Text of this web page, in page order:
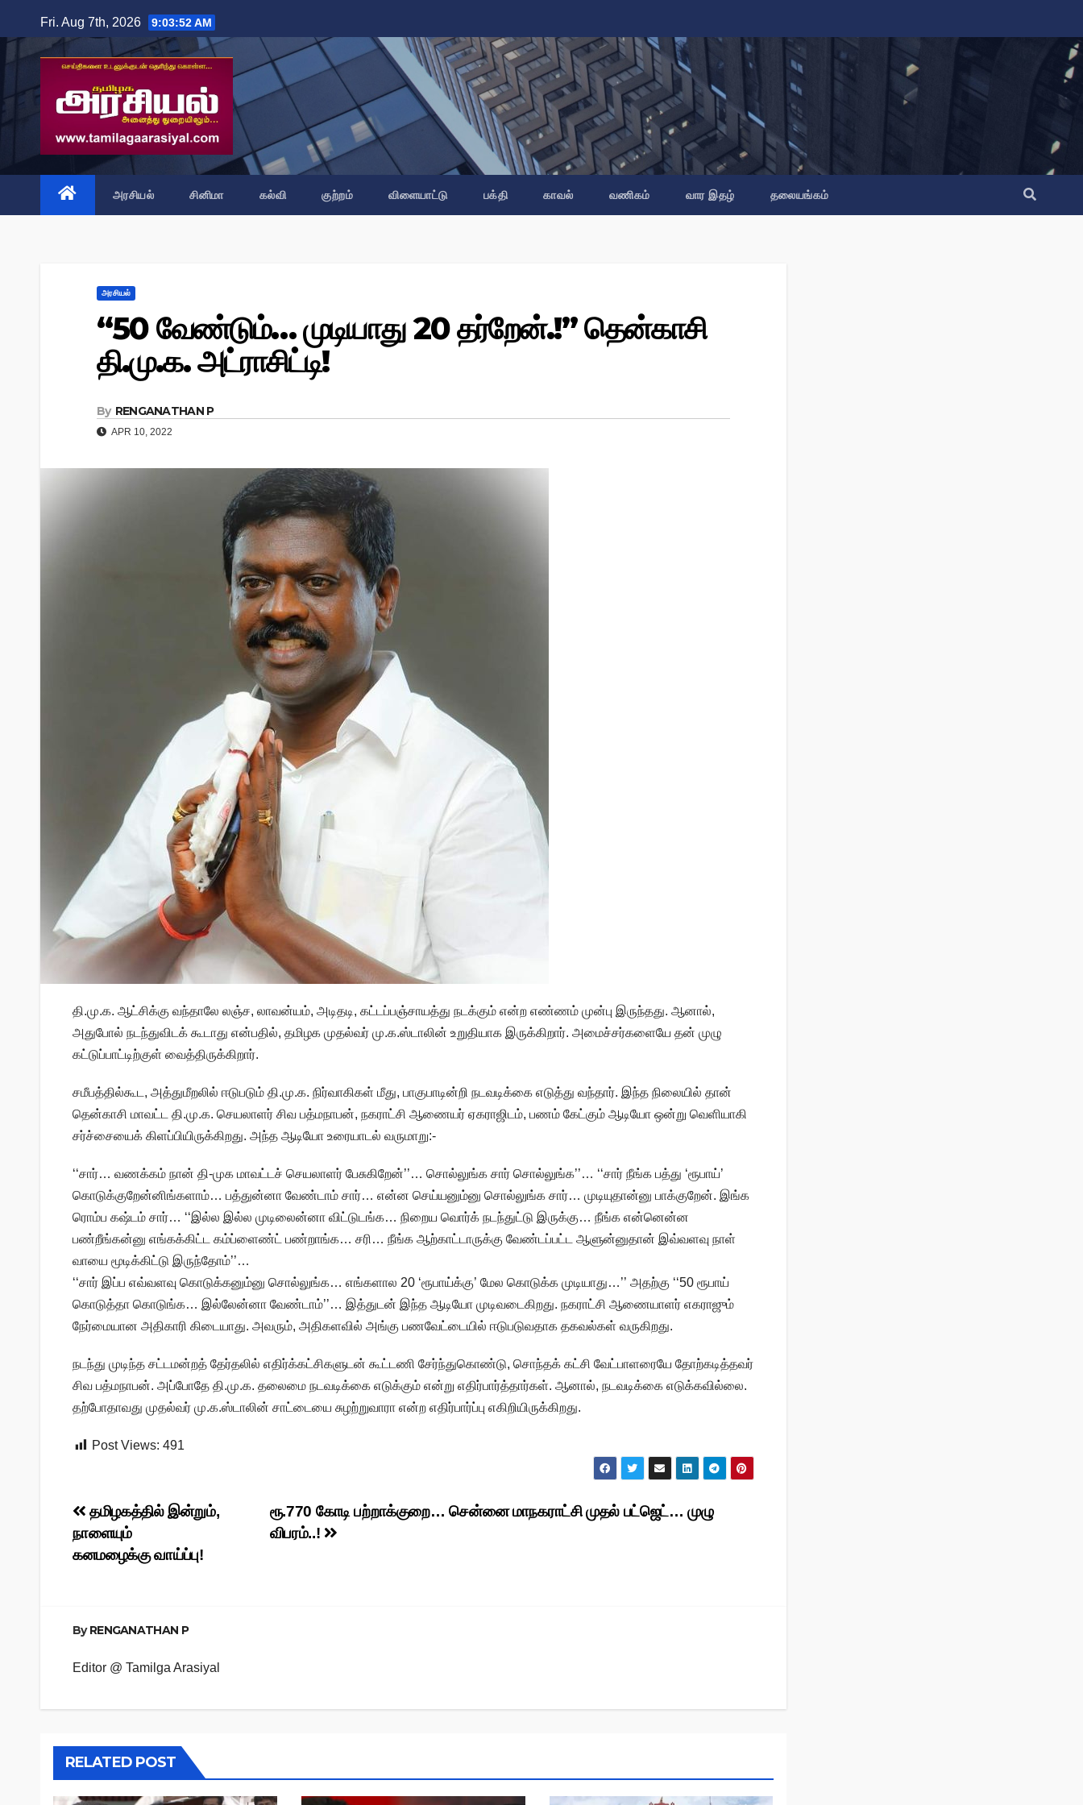
to
content
Fri. Aug 7th, 2026 9:03:53 AM
அரசியல் சினிமா கல்வி குற்றம் விளையாட்டு பக்தி காவல் வணிகம் வார இதழ் தலையங்கம்
அரசியல்
‘‘50 வேண்டும்… முடியாது 20 தர்றேன்.!’’ தென்காசி
தி.மு.க. அட்ராசிட்டி!
By RENGANATHAN P
APR 10, 2022
தி.மு.க. ஆட்சிக்கு வந்தாலே லஞ்ச, லாவன்யம், அடிதடி, கட்டப்பஞ்சாயத்து நடக்கும் என்ற எண்ணம் முன்பு இருந்தது. ஆனால்,
அதுபோல் நடந்துவிடக் கூடாது என்பதில், தமிழக முதல்வர் மு.க.ஸ்டாலின் உறுதியாக இருக்கிறார். அமைச்சர்களையே தன் முழு
கட்டுப்பாட்டிற்குள் வைத்திருக்கிறார்.
சமீபத்தில்கூட, அத்துமீறலில் ஈடுபடும் தி.மு.க. நிர்வாகிகள் மீது, பாகுபாடின்றி நடவடிக்கை எடுத்து வந்தார். இந்த நிலையில் தான்
தென்காசி மாவட்ட தி.மு.க. செயலாளர் சிவ பத்மநாபன், நகராட்சி ஆணையர் ஏகராஜிடம், பணம் கேட்கும் ஆடியோ ஒன்று வெளியாகி
சர்ச்சையைக் கிளப்பியிருக்கிறது. அந்த ஆடியோ உரையாடல் வருமாறு:-
‘‘சார்… வணக்கம் நான் தி-முக மாவட்டச் செயலாளர் பேசுகிறேன்’’… சொல்லுங்க சார் சொல்லுங்க’’… ‘‘சார் நீங்க பத்து ‘ரூபாய்’
கொடுக்குறேன்னிங்களாம்… பத்துன்னா வேண்டாம் சார்… என்ன செய்யனும்னு சொல்லுங்க சார்… முடியுதான்னு பாக்குறேன். இங்க
ரொம்ப கஷ்டம் சார்… ‘‘இல்ல இல்ல முடிலைன்னா விட்டுடங்க… நிறைய வொர்க் நடந்துட்டு இருக்கு… நீங்க என்னென்ன
பண்றீங்கன்னு எங்கக்கிட்ட கம்ப்ளைண்ட் பண்றாங்க… சரி… நீங்க ஆற்காட்டாருக்கு வேண்டப்பட்ட ஆளுன்னுதான் இவ்வளவு நாள்
வாயை மூடிக்கிட்டு இருந்தோம்’’…
‘‘சார் இப்ப எவ்வளவு கொடுக்கனும்னு சொல்லுங்க… எங்களால 20 ‘ரூபாய்க்கு’ மேல கொடுக்க முடியாது…’’ அதற்கு ‘‘50 ரூபாய்
கொடுத்தா கொடுங்க… இல்லேன்னா வேண்டாம்’’… இத்துடன் இந்த ஆடியோ முடிவடைகிறது. நகராட்சி ஆணையாளர் எகராஜும்
நேர்மையான அதிகாரி கிடையாது. அவரும், அதிகளவில் அங்கு பணவேட்டையில் ஈடுபடுவதாக தகவல்கள் வருகிறது.
நடந்து முடிந்த சட்டமன்றத் தேர்தலில் எதிர்க்கட்சிகளுடன் கூட்டணி சேர்ந்துகொண்டு, சொந்தக் கட்சி வேட்பாளரையே தோற்கடித்தவர்
சிவ பத்மநாபன். அப்போதே தி.மு.க. தலைமை நடவடிக்கை எடுக்கும் என்று எதிர்பார்த்தார்கள். ஆனால், நடவடிக்கை எடுக்கவில்லை.
தற்போதாவது முதல்வர் மு.க.ஸ்டாலின் சாட்டையை சுழற்றுவாரா என்ற எதிர்பார்ப்பு எகிறியிருக்கிறது.
Post Views: 491
Post
navigation
ரூ.770 கோடி பற்றாக்குறை… சென்னை மாநகராட்சி முதல் பட்ஜெட்… முழு
விபரம்..!
தமிழகத்தில் இன்றும்,
நாளையும்
கனமழைக்கு வாய்ப்பு!
ByRENGANATHAN P
Editor @ Tamilga Arasiyal
RELATED POST